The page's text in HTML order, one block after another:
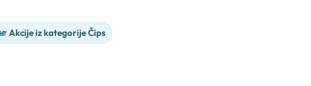
Akcije iz kategorije Čips